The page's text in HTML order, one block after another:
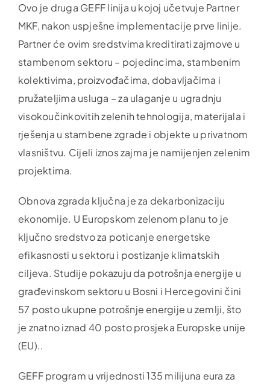
Ovo je druga GEFF linija u kojoj učetvuje Partner
MKF, nakon uspješne implementacije prve linije.
Partner će ovim sredstvima kreditirati zajmove u
stambenom sektoru – pojedincima, stambenim
kolektivima, proizvođačima, dobavljačima i
pružateljima usluga – za ulaganje u ugradnju
visokoučinkovitih zelenih tehnologija, materijala i
rješenja u stambene zgrade i objekte u privatnom
vlasništvu. Cijeli iznos zajma je namijenjen zelenim
projektima.
Obnova zgrada ključna je za dekarbonizaciju
ekonomije. U Europskom zelenom planu to je
ključno sredstvo za poticanje energetske
efikasnosti u sektoru i postizanje klimatskih
ciljeva. Studije pokazuju da potrošnja energije u
građevinskom sektoru u Bosni i Hercegovini čini
57 posto ukupne potrošnje energije u zemlji, što
je znatno iznad 40 posto prosjeka Europske unije
(EU)..
GEFF program u vrijednosti 135 milijuna eura za